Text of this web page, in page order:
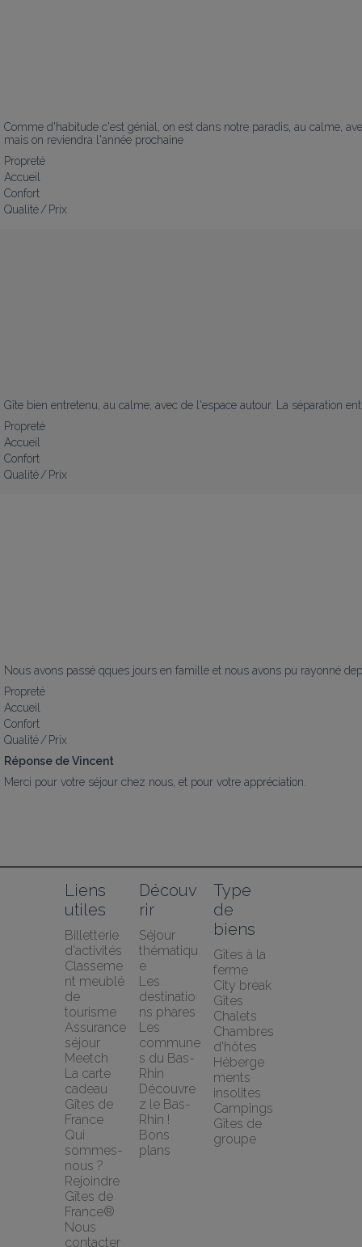
Comme d'habitude c'est génial, on est dans notre paradis, au calme,
mais on reviendra l'année prochaine
Propreté
Accueil
Confort
Qualité / Prix
Gîte bien entretenu, au calme, avec de l'espace autour. La séparation
Propreté
Accueil
Confort
Qualité / Prix
Nous avons passé qques jours en famille et nous avons pu rayonné
Propreté
Accueil
Confort
Qualité / Prix
Réponse de Vincent
Merci pour votre séjour chez nous, et pour votre appréciation.
Liens
utiles
Billetterie
d'activités
Classeme
nt meublé
de
tourisme
Assurance
séjour
Meetch
La carte
cadeau
Gîtes de
France
Qui
sommes-
nous ?
Rejoindre
Gîtes de
France®
Nous
contacter
Découv
rir
Séjour
thématiqu
e
Les
destinatio
ns phares
Les
commune
s du Bas-
Rhin
Découvre
z le Bas-
Rhin !
Bons
plans
Type
de
biens
Gîtes à la
ferme
City break
Gîtes
Chalets
Chambres
d'hôtes
Héberge
ments
insolites
Campings
Gîtes de
groupe